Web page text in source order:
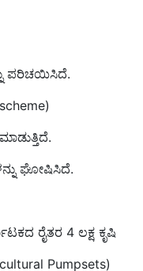
ಪರಿಚಯಿಸಿದೆ.
ಘೋಷಿಸಿದೆ.
ರೈತರ 4 ಲಕ್ಷ ಕೃಷಿ
Pumpsets)